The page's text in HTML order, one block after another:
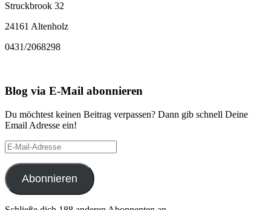
Struckbrook 32
24161 Altenholz
0431/2068298
Blog via E-Mail abonnieren
Du möchtest keinen Beitrag verpassen? Dann gib schnell Deine
Email Adresse ein!
E-
Mail-
Adresse
Abonnieren